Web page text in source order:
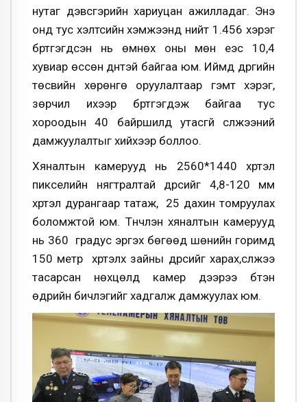
нутаг дэвсгэрийн хариуцан ажилладаг. Энэ
онд тус хэлтсийн хэмжээнд нийт 1.456 хэрэг
бүртгэгдсэн нь өмнөх оны мөн үеэс 10,4
хувиар өссөн дүнтэй байгаа юм. Иймд дүүргийн
төсвийн хөрөнгө оруулалтаар гэмт хэрэг,
зөрчил ихээр бүртгэгдэж байгаа тус
хороодын 40 байршилд утасгүй сүлжээний
дамжуулалтыг хийхээр боллоо.
Хяналтын камерууд нь 2560*1440 хүртэл
пикселийн нягтралтай дүрсийг 4,8-120 мм
хүртэл дурангаар татаж, 25 дахин томруулах
боломжтой юм. Түүнчлэн хяналтын камерууд
нь 360 градус эргэх бөгөөд шөнийн горимд
150 метр хүртэлх зайны дүрсийг харах,сүлжээ
тасарсан нөхцөлд камер дээрээ бүтэн
өдрийн бичлэгийг хадгалж дамжуулах юм.